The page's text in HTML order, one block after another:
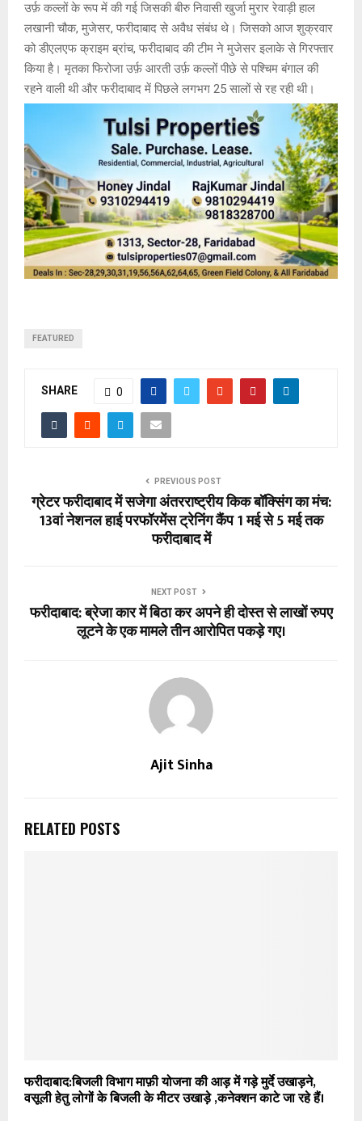
उर्फ़ कल्लों के रूप में की गई जिसकी बीरु निवासी खुर्जा मुरार रेवाड़ी हाल
लखानी चौक, मुजेसर, फरीदाबाद से अवैध संबंध थे। जिसको आज शुक्रवार
को डीएलएफ क्राइम ब्रांच, फरीदाबाद की टीम ने मुजेसर इलाके से गिरफ्तार
किया है। मृतका फिरोजा उर्फ़ आरती उर्फ़ कल्लों पीछे से पश्चिम बंगाल की
रहने वाली थी और फरीदाबाद में पिछले लगभग 25 सालों से रह रही थी।
FEATURED
SHARE 0
PREVIOUS POST
ग्रेटर फरीदाबाद में सजेगा अंतरराष्ट्रीय किक बॉक्सिंग का मंच:
13वां नेशनल हाई परफॉरमेंस ट्रेनिंग कैंप 1 मई से 5 मई तक
फरीदाबाद में
NEXT POST
फरीदाबाद: ब्रेजा कार में बिठा कर अपने ही दोस्त से लाखों रुपए
लूटने के एक मामले तीन आरोपित पकड़े गए।
Ajit Sinha
RELATED POSTS
फरीदाबाद:बिजली विभाग माफ़ी योजना की आड़ में गड़े मुर्दे उखाड़ने,
वसूली हेतु लोगों के बिजली के मीटर उखाड़े ,कनेक्शन काटे जा रहे हैं।